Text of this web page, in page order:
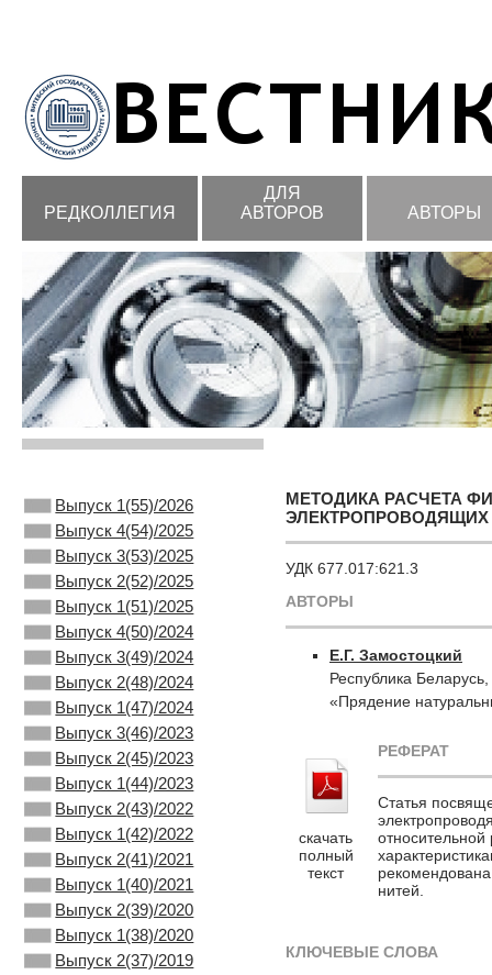
РЕДКОЛЛЕГИЯ
ДЛЯ
АВТОРОВ
АВТОРЫ
Выпуск 1(55)/2026
Выпуск 4(54)/2025
Выпуск 3(53)/2025
Выпуск 2(52)/2025
Выпуск 1(51)/2025
Выпуск 4(50)/2024
Выпуск 3(49)/2024
Выпуск 2(48)/2024
Выпуск 1(47)/2024
Выпуск 3(46)/2023
Выпуск 2(45)/2023
Выпуск 1(44)/2023
Выпуск 2(43)/2022
Выпуск 1(42)/2022
Выпуск 2(41)/2021
Выпуск 1(40)/2021
Выпуск 2(39)/2020
Выпуск 1(38)/2020
Выпуск 2(37)/2019
МЕТОДИКА РАСЧЕТА
ЭЛЕКТРОПРОВОДЯЩИХ
УДК 677.017:621.3
АВТОРЫ
Е.Г. Замостоцкий
Республика
«Прядение
скачать
полный
текст
РЕФЕРАТ
Статья
нитей.
КЛЮЧЕВЫЕ СЛОВА